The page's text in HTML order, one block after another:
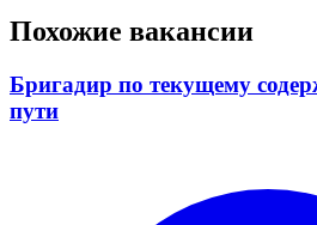
Похожие вакансии
Бригадир по текущему
пути